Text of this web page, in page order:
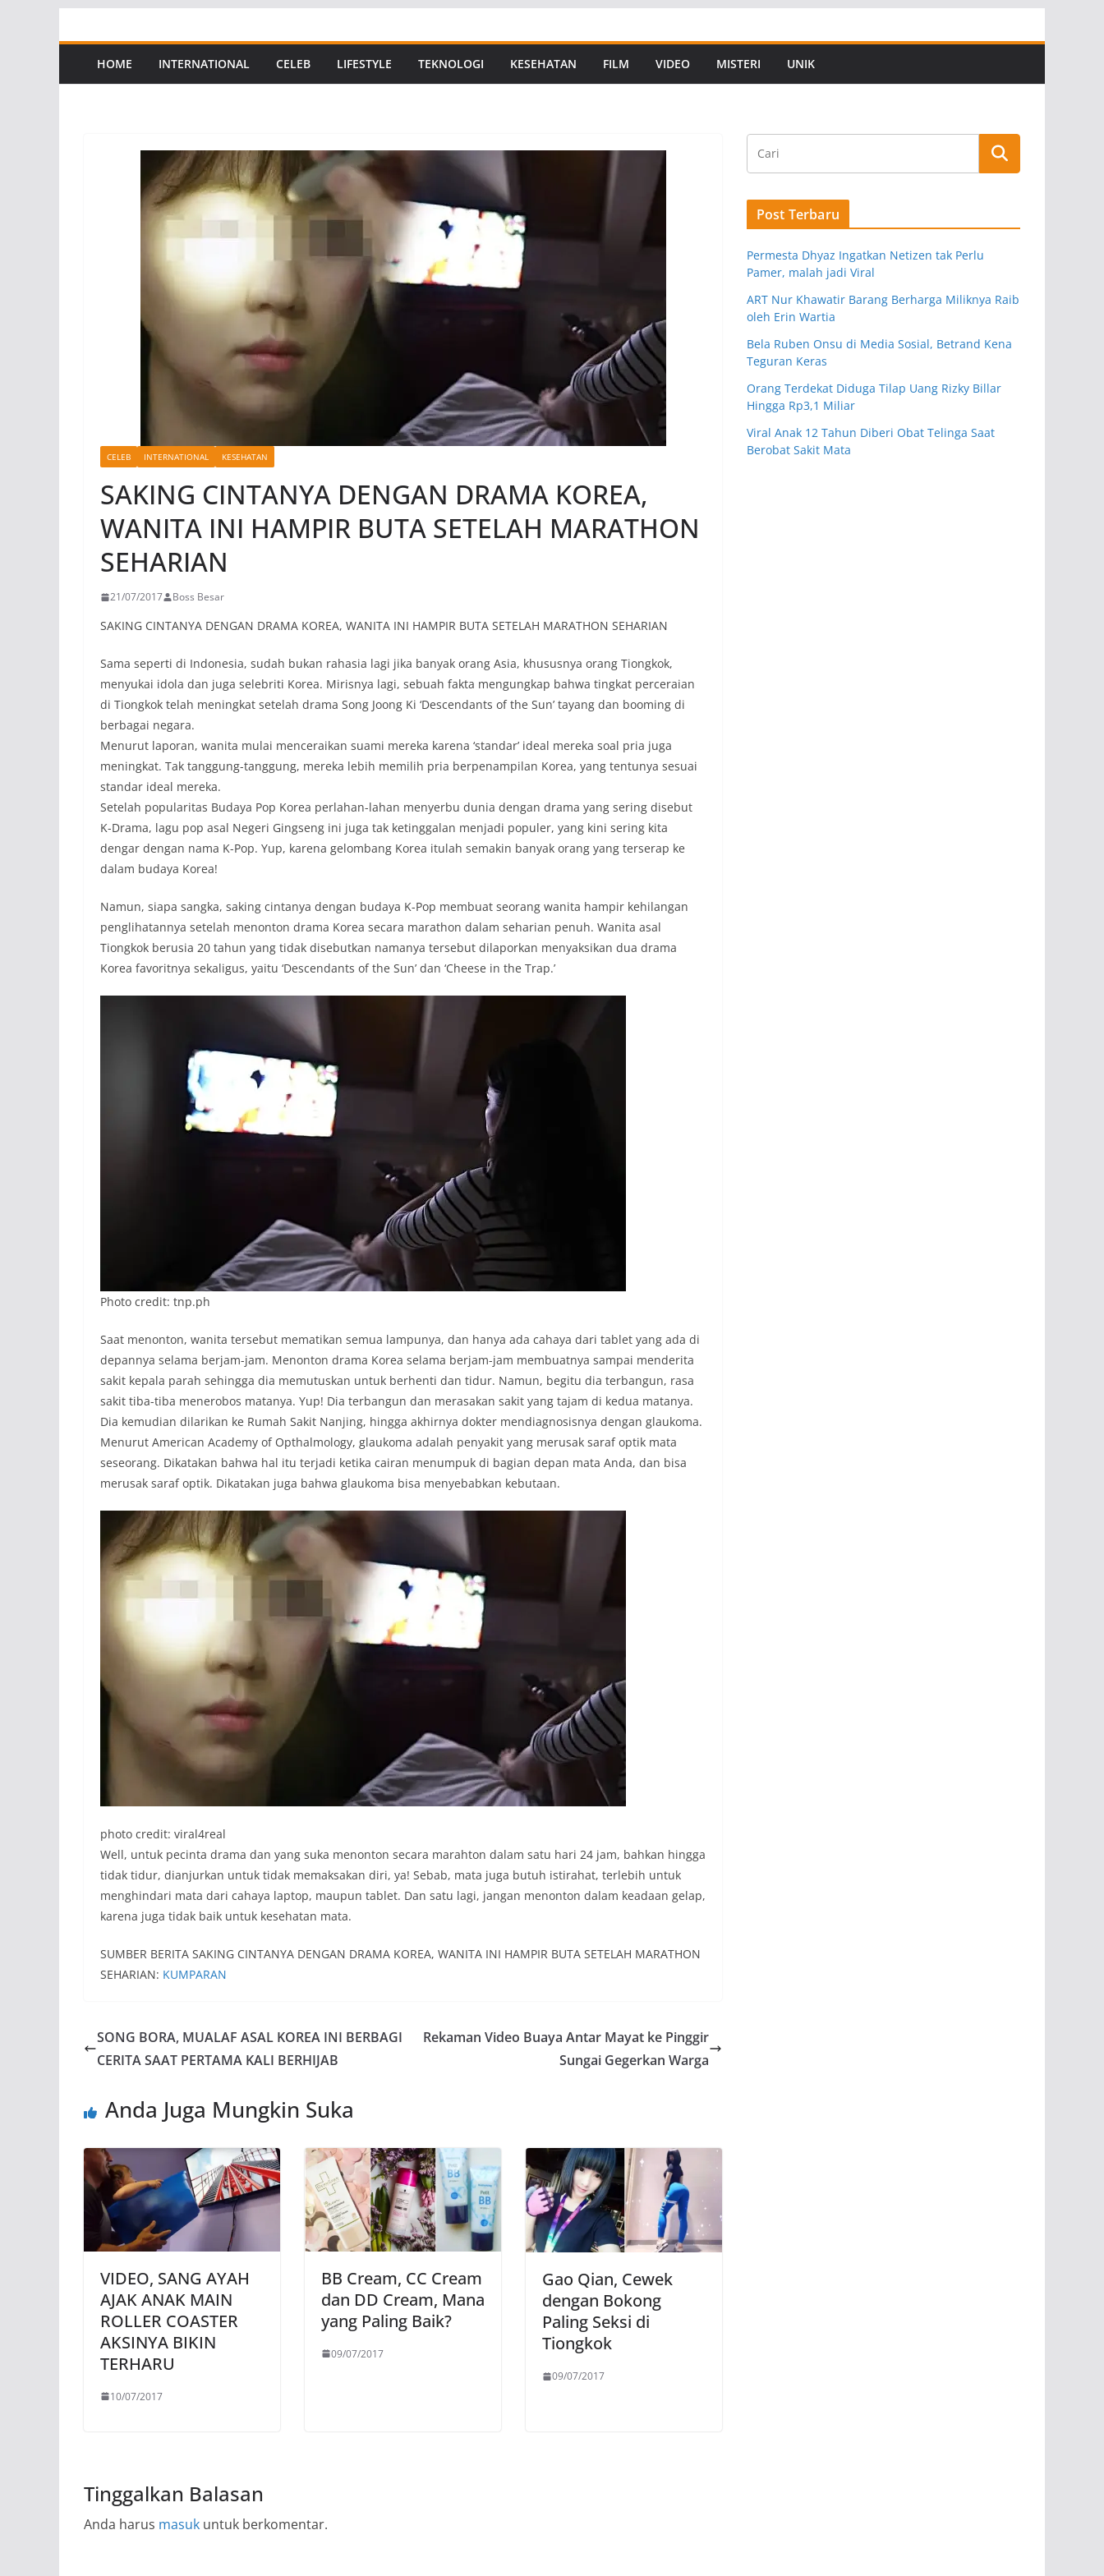
to
contentHOME INTERNATIONAL CELEB LIFESTYLE TEKNOLOGI KESEHATAN FILM VIDEO MISTERI UNIK
CELEB INTERNATIONAL KESEHATAN
SAKING CINTANYA DENGAN DRAMA KOREA,
WANITA INI HAMPIR BUTA SETELAH MARATHON
SEHARIAN
21/07/2017 Boss Besar
SAKING CINTANYA DENGAN DRAMA KOREA, WANITA INI HAMPIR BUTA SETELAH MARATHON SEHARIAN
Sama seperti di Indonesia, sudah bukan rahasia lagi jika banyak orang Asia, khususnya orang Tiongkok,
menyukai idola dan juga selebriti Korea. Mirisnya lagi, sebuah fakta mengungkap bahwa tingkat perceraian
di Tiongkok telah meningkat setelah drama Song Joong Ki ‘Descendants of the Sun’ tayang dan booming di
berbagai negara.
Menurut laporan, wanita mulai menceraikan suami mereka karena ‘standar’ ideal mereka soal pria juga
meningkat. Tak tanggung-tanggung, mereka lebih memilih pria berpenampilan Korea, yang tentunya sesuai
standar ideal mereka.
Setelah popularitas Budaya Pop Korea perlahan-lahan menyerbu dunia dengan drama yang sering disebut
K-Drama, lagu pop asal Negeri Gingseng ini juga tak ketinggalan menjadi populer, yang kini sering kita
dengar dengan nama K-Pop. Yup, karena gelombang Korea itulah semakin banyak orang yang terserap ke
dalam budaya Korea!
Namun, siapa sangka, saking cintanya dengan budaya K-Pop membuat seorang wanita hampir kehilangan
penglihatannya setelah menonton drama Korea secara marathon dalam seharian penuh. Wanita asal
Tiongkok berusia 20 tahun yang tidak disebutkan namanya tersebut dilaporkan menyaksikan dua drama
Korea favoritnya sekaligus, yaitu ‘Descendants of the Sun’ dan ‘Cheese in the Trap.’
Photo credit: tnp.ph
Saat menonton, wanita tersebut mematikan semua lampunya, dan hanya ada cahaya dari tablet yang ada di
depannya selama berjam-jam. Menonton drama Korea selama berjam-jam membuatnya sampai menderita
sakit kepala parah sehingga dia memutuskan untuk berhenti dan tidur. Namun, begitu dia terbangun, rasa
sakit tiba-tiba menerobos matanya. Yup! Dia terbangun dan merasakan sakit yang tajam di kedua matanya.
Dia kemudian dilarikan ke Rumah Sakit Nanjing, hingga akhirnya dokter mendiagnosisnya dengan glaukoma.
Menurut American Academy of Opthalmology, glaukoma adalah penyakit yang merusak saraf optik mata
seseorang. Dikatakan bahwa hal itu terjadi ketika cairan menumpuk di bagian depan mata Anda, dan bisa
merusak saraf optik. Dikatakan juga bahwa glaukoma bisa menyebabkan kebutaan.
photo credit: viral4real
Well, untuk pecinta drama dan yang suka menonton secara marahton dalam satu hari 24 jam, bahkan hingga
tidak tidur, dianjurkan untuk tidak memaksakan diri, ya! Sebab, mata juga butuh istirahat, terlebih untuk
menghindari mata dari cahaya laptop, maupun tablet. Dan satu lagi, jangan menonton dalam keadaan gelap,
karena juga tidak baik untuk kesehatan mata.
SUMBER BERITA SAKING CINTANYA DENGAN DRAMA KOREA, WANITA INI HAMPIR BUTA SETELAH MARATHON
SEHARIAN: KUMPARAN
SONG BORA, MUALAF ASAL KOREA INI BERBAGI
CERITA SAAT PERTAMA KALI BERHIJAB
Rekaman Video Buaya Antar Mayat ke Pinggir
Sungai Gegerkan Warga
Anda Juga Mungkin Suka
VIDEO, SANG AYAH
AJAK ANAK MAIN
ROLLER COASTER
AKSINYA BIKIN
TERHARU
10/07/2017
BB Cream, CC Cream
dan DD Cream, Mana
yang Paling Baik?
09/07/2017
Gao Qian, Cewek
dengan Bokong
Paling Seksi di
Tiongkok
09/07/2017
Tinggalkan Balasan
Anda harus masuk untuk berkomentar.
Post Terbaru
Permesta Dhyaz Ingatkan Netizen tak Perlu
Pamer, malah jadi Viral
ART Nur Khawatir Barang Berharga Miliknya Raib
oleh Erin Wartia
Bela Ruben Onsu di Media Sosial, Betrand Kena
Teguran Keras
Orang Terdekat Diduga Tilap Uang Rizky Billar
Hingga Rp3,1 Miliar
Viral Anak 12 Tahun Diberi Obat Telinga Saat
Berobat Sakit Mata